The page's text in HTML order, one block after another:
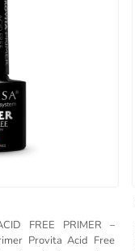
FREE PRIMER –
Provita Acid Free